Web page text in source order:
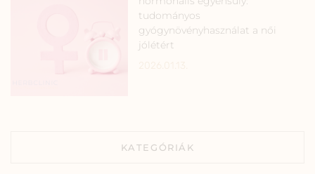
tudományos
gyógynövényhasználat a női
jólétért
KATEGÓRIÁK